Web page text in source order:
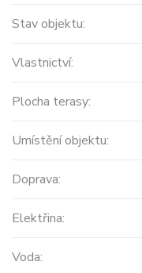
Stav objektu:
Vlastnictví:
Plocha terasy:
Umístění objektu:
Doprava:
Elektřina:
Voda: